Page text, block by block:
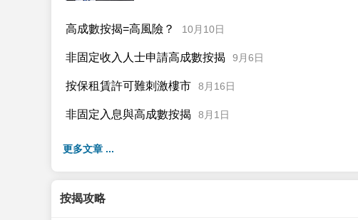
高成數按揭=高風險？ 10月10日
非固定收入人士申請高成數按揭 9月6日
按保租賃許可難刺激樓市 8月16日
非固定入息與高成數按揭 8月1日
更多文章 ...
按揭攻略